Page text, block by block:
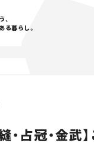
、
る暮らし。
・占冠・金武